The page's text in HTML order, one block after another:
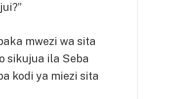
mwezi wa sita
sikujua ila Seba
kodi ya miezi sita